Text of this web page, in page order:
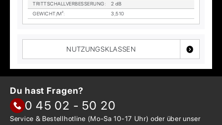
TRITT­SCHALL­VER­BES­SE­RUNG:
2 dB
GE­WICHT/M²: 3,510
NUTZUNGSKLASSEN
Du hast Fragen?
0 45 02 - 50 20
Service & Bestellhotline (Mo-Sa 10-17 Uhr) oder überunser